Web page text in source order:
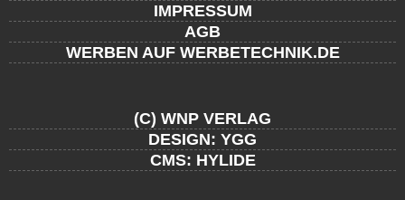
IMPRESSUM
AGB
WERBEN AUF WERBETECHNIK.DE
(C) WNP VERLAG
DESIGN: YGG
CMS: HYLIDE